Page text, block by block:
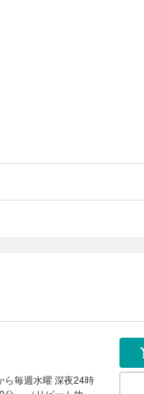
り、アスタ
★電子限
ームを着替えたり
ルがまたしてもあ
世話を焼かれる。
★電子書
毎日を過ごしてい
★電子書
名は
世界冒険ファンタ
ルとイレヴンだっ
一族の出であるこ
トとイレヴンの相
？ イケメンたちが一
ら毎週水曜 深夜24時